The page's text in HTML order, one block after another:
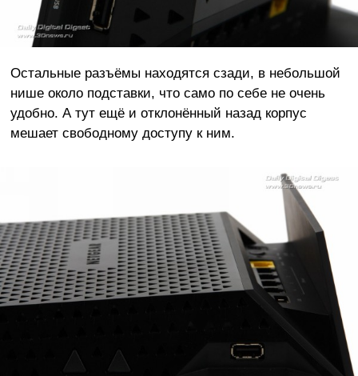
Остальные разъёмы находятся сзади, в небольшой
нише около подставки, что само по себе не очень
удобно. А тут ещё и отклонённый назад корпус
мешает свободному доступу к ним.